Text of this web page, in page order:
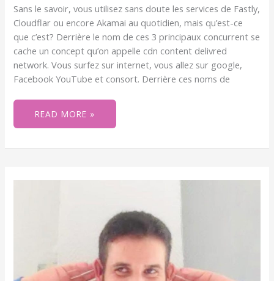
Sans le savoir, vous utilisez sans doute les services de Fastly,
Cloudflar ou encore Akamai au quotidien, mais qu’est-ce
que c’est? Derrière le nom de ces 3 principaux concurrent se
cache un concept qu’on appelle cdn content delivred
network. Vous surfez sur internet, vous allez sur google,
Facebook YouTube et consort. Derrière ces noms de
PAYPAL.
READ MORE »